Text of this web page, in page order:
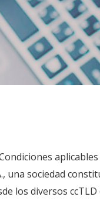
una sociedad
los diversos